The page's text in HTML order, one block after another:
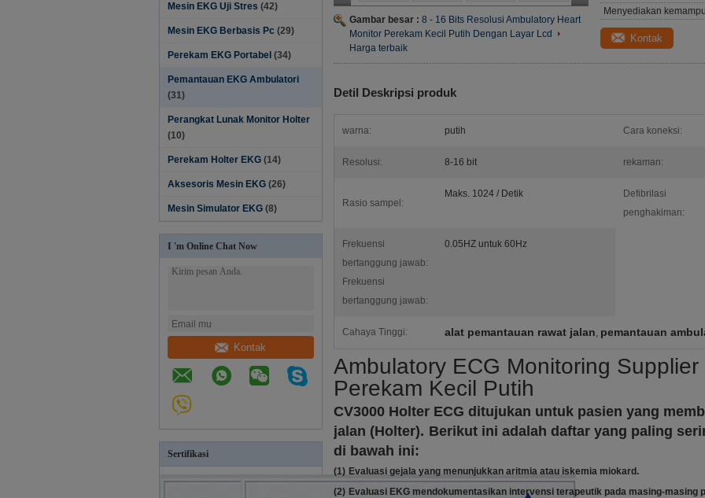
Mesin EKG Uji Stres (42)
Mesin EKG Berbasis Pc (29)
Perekam EKG Portabel (34)
Pemantauan EKG Ambulatori
(31)
Perangkat Lunak Monitor Holter‎
(10)
Perekam Holter EKG (14)
Aksesoris Mesin EKG (26)
Mesin Simulator EKG (8)
I 'm Online Chat Now
Kontak
Sertifikasi
Gambar besar : 8 - 16 Bits Resolusi Ambulatory Heart
Monitor Perekam Kecil Putih Dengan Layar Lcd
Harga terbaik
Menyediakan
Kontak
Detil Deskripsi produk
warna: putih Cara koneksi:
Resolusi: 8-16 bit rekaman:
Rasio sampel:
Maks. 1024 / Detik
Defibrilasi
penghakiman:
Frekuensi
bertanggung jawab:
Frekuensi
bertanggung jawab:
0.05HZ untuk 60Hz
Cahaya Tinggi: alat pemantauan rawat jalan, pemantauan
Ambulatory ECG Monitoring Supplier
Perekam Kecil Putih
CV3000 Holter ECG ditujukan untuk pasien yang
jalan (Holter). Berikut ini adalah daftar yang paling
di bawah ini:
(1) Evaluasi gejala yang menunjukkan aritmia atau iskemia miokard.
(2) Evaluasi EKG mendokumentasikan intervensi terapeutik pada masing-masing